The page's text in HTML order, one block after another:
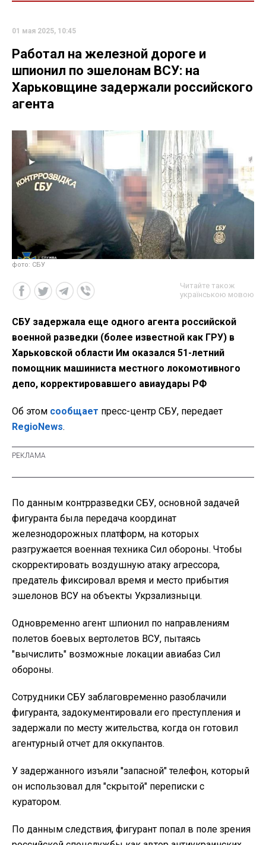
01 мая 2025, 10:45
Работал на железной дороге и
шпионил по эшелонам ВСУ: на
Харьковщине задержали российского
агента
фото: СБУ
Читайте також
українською мовою
СБУ задержала еще одного агента российской
военной разведки (более известной как ГРУ) в
Харьковской области Им оказался 51-летний
помощник машиниста местного локомотивного
депо, корректировавшего авиаудары РФ
Об этом сообщает пресс-центр СБУ, передает
RegioNews.
По данным контрразведки СБУ, основной задачей
фигуранта была передача координат
железнодорожных платформ, на которых
разгружается военная техника Сил обороны. Чтобы
скорректировать воздушную атаку агрессора,
предатель фиксировал время и место прибытия
эшелонов ВСУ на объекты Укрзализныци.
Одновременно агент шпионил по направлениям
полетов боевых вертолетов ВСУ, пытаясь
"вычислить" возможные локации авиабаз Сил
обороны.
Сотрудники СБУ заблаговременно разоблачили
фигуранта, задокументировали его преступления и
задержали по месту жительства, когда он готовил
агентурный отчет для оккупантов.
У задержанного изъяли "запасной" телефон, который
он использовал для "скрытой" переписки с
куратором.
По данным следствия, фигурант попал в поле зрения